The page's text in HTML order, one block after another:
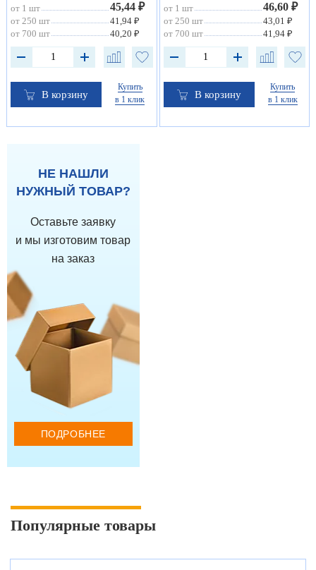
от 1 шт 45,44 ₽
от 250 шт
41,94 ₽
от 700 шт
40,20 ₽
В корзину
Купить
в 1 клик
от 1 шт 46,60 ₽
от 250 шт
43,01 ₽
от 700 шт
41,94 ₽
В корзину
Купить
в 1 клик
НЕ НАШЛИ
НУЖНЫЙ ТОВАР?
Оставьте заявку
и мы изготовим товар
на заказ
ПОДРОБНЕЕ
Популярные товары